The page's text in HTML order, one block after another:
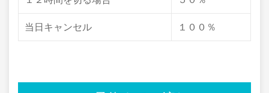
当日キャンセル １００％